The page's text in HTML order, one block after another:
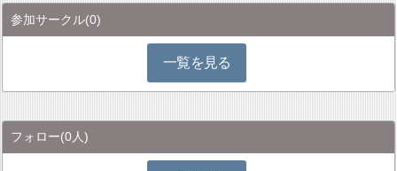
参加サークル(0)
一覧を見る
フォロー(0人)